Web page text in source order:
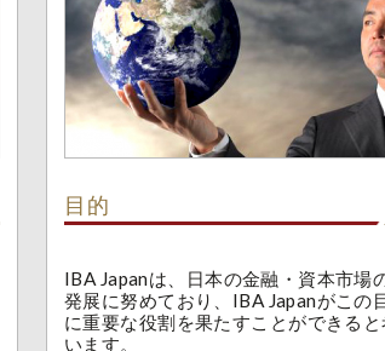
目的
IBA Japanは、日本の金融・資本市場
発展に努めており、IBA Japanがこの
に重要な役割を果たすことができると
います。